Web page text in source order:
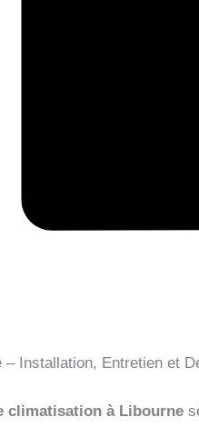
– Installation, Entretien et
climatisation à Libourne